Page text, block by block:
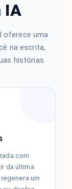
IA
oferece uma
na escrita,
histórias.
com
da última
um